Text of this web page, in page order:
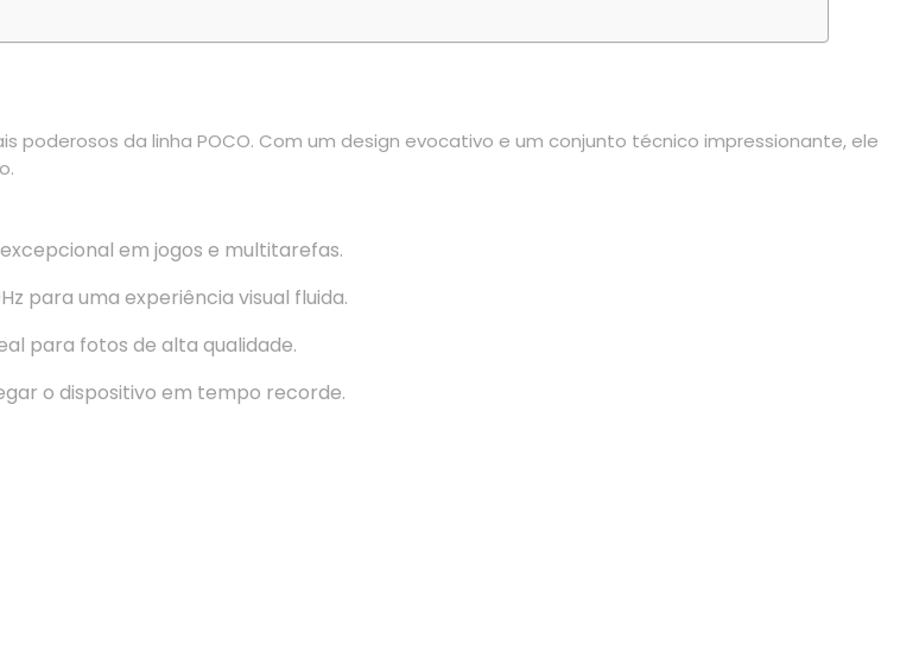
poderosos da linha POCO. Com um design evocativo e um conjunto técnico impressionante, ele
em jogos e multitarefas.
para uma experiência visual fluida.
para fotos de alta qualidade.
o dispositivo em tempo recorde.